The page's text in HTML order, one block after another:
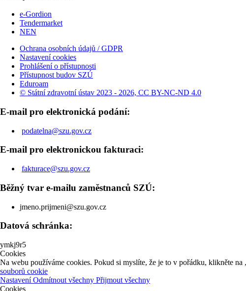
e-Gordion
Tendermarket
NEN
Ochrana osobních údajů / GDPR
Nastavení cookies
Prohlášení o přístupnosti
Přístupnost budov SZÚ
Eduroam
© Státní zdravotní ústav 2023 - 2026, CC BY-NC-ND 4.0
E-mail pro elektronická podání:
podatelna@szu.gov.cz
E-mail pro elektronickou fakturaci:
fakturace@szu.gov.cz
Běžný tvar e-mailu zaměstnanců SZÚ:
jmeno.prijmeni@szu.gov.cz
Datová schránka:
ymkj9r5
Cookies
Na webu používáme cookies. Pokud si myslíte, že je to v pořádku, klikněte
souborů cookie
NastaveníOdmítnout všechny Přijmout všechny
Cookies